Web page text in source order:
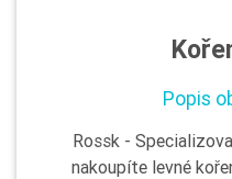
Popis
Rossk -
nakoupíte levné